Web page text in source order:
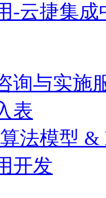
-云捷集成
询与实施
表
法模型 &
开发